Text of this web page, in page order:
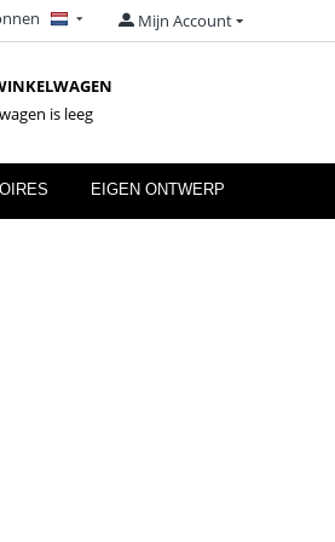
Mijn Account
is leeg
EIGEN ONTWERP